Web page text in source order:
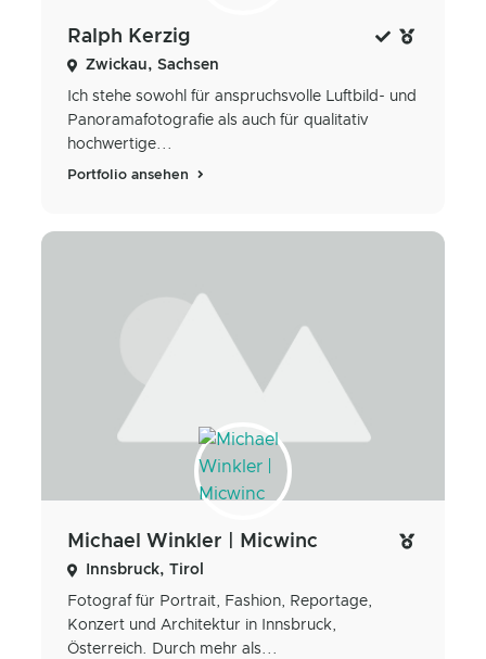
Ralph Kerzig
Zwickau, Sachsen
Ich stehe sowohl für anspruchsvolle Luftbild- und
Panoramafotografie als auch für qualitativ
hochwertige...
Portfolio ansehen
Michael Winkler | Micwinc
Innsbruck, Tirol
Fotograf für Portrait, Fashion, Reportage,
Konzert und Architektur in Innsbruck,
Österreich. Durch mehr als...